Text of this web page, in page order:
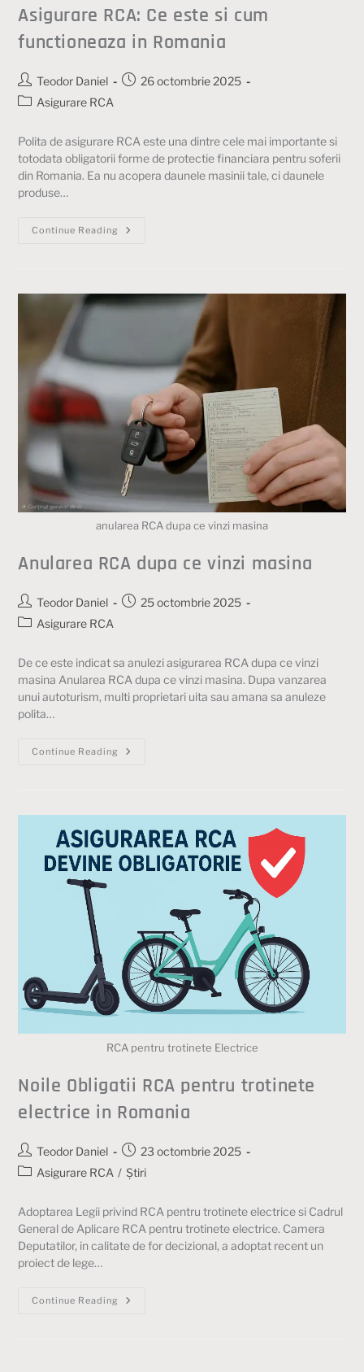
Asigurare RCA: Ce este si cum
functioneaza in Romania
Teodor Daniel
26 octombrie 2025
Asigurare RCA
Polita de asigurare RCA este una dintre cele mai importante si
totodata obligatorii forme de protectie financiara pentru soferii
din Romania. Ea nu acopera daunele masinii tale, ci daunele
produse…
Continue Reading
anularea RCA dupa ce vinzi masina
Anularea RCA dupa ce vinzi masina
Teodor Daniel
25 octombrie 2025
Asigurare RCA
De ce este indicat sa anulezi asigurarea RCA dupa ce vinzi
masina Anularea RCA dupa ce vinzi masina. Dupa vanzarea
unui autoturism, multi proprietari uita sau amana sa anuleze
polita…
Continue Reading
RCA pentru trotinete Electrice
Noile Obligatii RCA pentru trotinete
electrice in Romania
Teodor Daniel
23 octombrie 2025
Asigurare RCA / Știri
Adoptarea Legii privind RCA pentru trotinete electrice si Cadrul
General de Aplicare RCA pentru trotinete electrice. Camera
Deputatilor, in calitate de for decizional, a adoptat recent un
proiect de lege…
Continue Reading